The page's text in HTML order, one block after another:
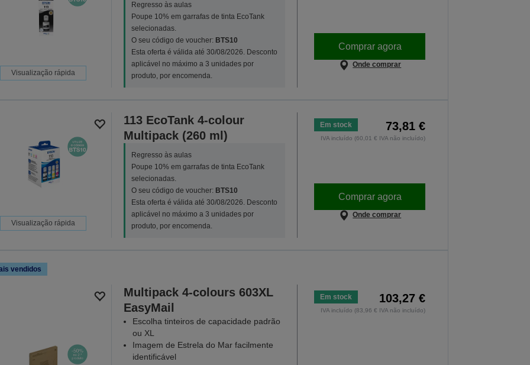
Visualização rápida
Regresso às aulas
Poupe 10% em garrafas de tinta EcoTank
selecionadas.
O seu código de voucher: BTS10
Esta oferta é válida até 30/08/2026. Desconto
aplicável no máximo a 3 unidades por
produto, por encomenda.
Comprar agora
Onde comprar
Visualização rápida
113 EcoTank 4-colour
Multipack (260 ml)
Regresso às aulas
Poupe 10% em garrafas de tinta EcoTank
selecionadas.
O seu código de voucher: BTS10
Esta oferta é válida até 30/08/2026. Desconto
aplicável no máximo a 3 unidades por
produto, por encomenda.
Em stock 73,81 €
IVA incluído (60,01 € IVA não incluído)
Comprar agora
Onde comprar
vendidos
Multipack 4-colours 603XL
EasyMail
Escolha tinteiros de capacidade padrão
ou XL
Imagem de Estrela do Mar facilmente
identificável
Em stock 103,27 €
IVA incluído (83,96 € IVA não incluído)